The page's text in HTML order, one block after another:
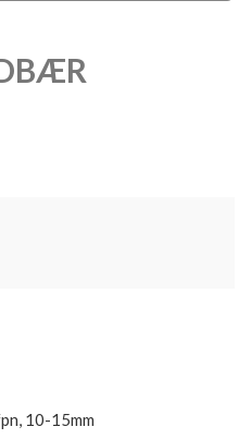
10-15mm